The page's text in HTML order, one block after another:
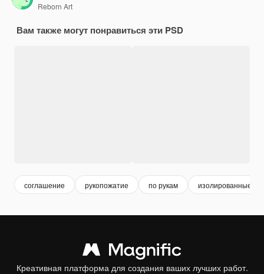
Reborn Art
Вам также могут понравиться эти PSD
соглашение рукопожатие по рукам изолированные
Креативная платформа для создания ваших лучших работ.